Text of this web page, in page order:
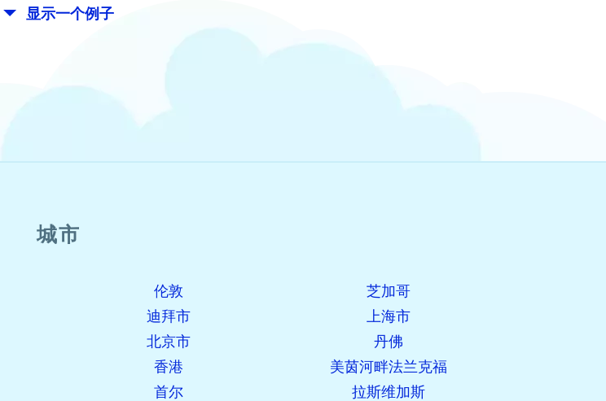
显示一个例子
城市
伦敦
芝加哥
迪拜市
上海市
北京市
丹佛
香港
美茵河畔法兰克福
首尔
拉斯维加斯